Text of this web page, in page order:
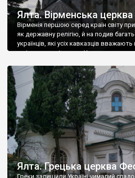
Ялта. Вірменська церква
Вірменія першою серед країн світу
як державну релігію, й на подив
українців, які усіх кавказців
є відданими вірянами Христа
Ялта. Грецька церква
Греки залишили Україні чималий